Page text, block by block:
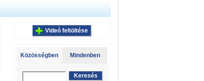
Videó feltöltése
Közösségben Mindenben